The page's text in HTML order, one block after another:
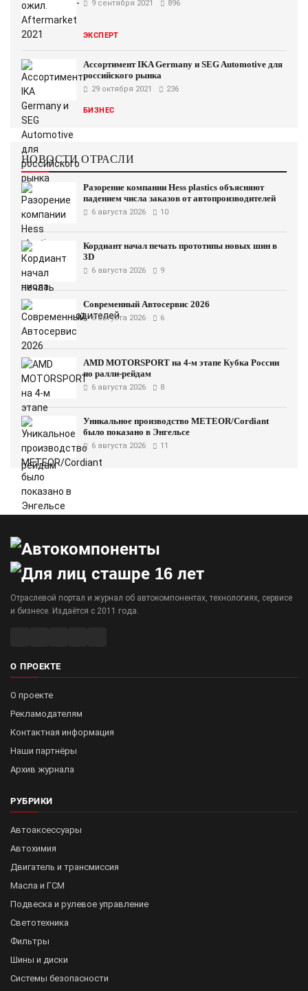
9 сентября 2021 896
ЭКСПЕРТ
Ассортимент IKA Germanу и SEG Automotive для
российского рынка
29 октября 2021 236
БИЗНЕС
НОВОСТИ ОТРАСЛИ
Разорение компании Hess plastics объясняют
падением числа заказов от автопроизводителей
6 августа 2026 10
Кордиант начал печать прототипы новых шин в
3D
6 августа 2026 9
Современный Автосервис 2026
6 августа 2026 6
AMD MOTORSPORT на 4-м этапе Кубка России
по ралли-рейдам
6 августа 2026 8
Уникальное производство METEOR/Cordiant
было показано в Энгельсе
6 августа 2026 11
Отраслевой портал и журнал об автокомпонентах, технологиях, сервисе
и бизнесе. Издаётся с 2011 года.
О ПРОЕКТЕ
О проекте
Рекламодателям
Контактная информация
Наши партнёры
Архив журнала
РУБРИКИ
Автоаксессуары
Автохимия
Двигатель и трансмиссия
Масла и ГСМ
Подвеска и рулевое управление
Светотехника
Фильтры
Шины и диски
Системы безопасности